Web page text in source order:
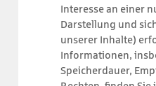
Interesse an einer
Darstellung und
unserer Inhalte)
Informationen,
Speicherdauer,